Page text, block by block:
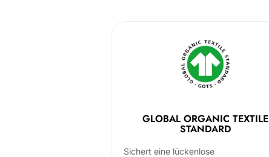
GLOBAL ORGANIC TEXTILE
STANDARD
Sichert eine lückenlose